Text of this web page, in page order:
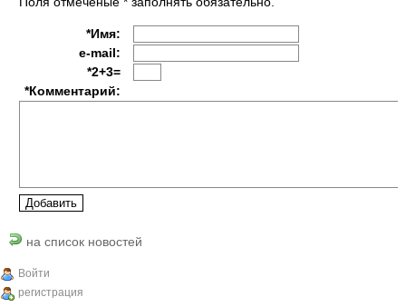
*Имя:
e-mail:
*2+3=
*Комментарий:
на список новостей
Войти
регистрация